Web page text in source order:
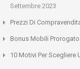
Settembre 2023
Prezzi Di
Bonus Mobili
10 Motivi Per Scegliere